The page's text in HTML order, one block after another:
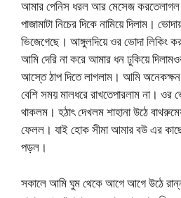
আমার পেনিস ধরল আর মেসেজ
পাজামাটা নিচের দিকে নামিয়ে দিলাম।
ভিজেগেছে। আঙ্গুলদিয়ে ওর ভোদা লিকিং
আমি দেরি না করে আমার ধন ঢুকিয়ে
আস্তে ঠাপ দিতে লাগলাম। আমি
বেশি সময় মালধরে রাখতেপারলাম না।
থাকলম। হঠাৎ দেখলম শাহানা উঠে
ফেলল। যাই হোক সীমা আমার বউ এর
পড়ল।
সকালে আমি ঘুম থেকে আগে আগে উঠে